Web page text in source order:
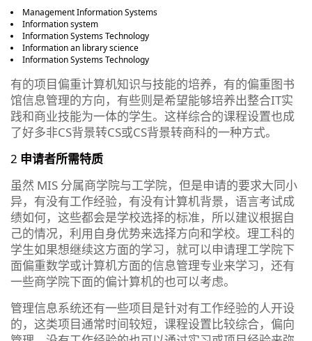
Management Information Systems
Information system
Information Systems Technology
Information an library science
Information Systems Technology
有的项目偏重计算机知识与技能的培养，有的偏重图书
馆信息管理的方向，有些则是希望能够培养出整合IT实
践和商业技能为一体的学生。这样综合的课程设置也成
了好多非CS背景转CS或CS背景转商科的一种方式。
2 申请者所需特质
虽然 MIS 分属商学院与工学院，但是申请的要求大同小
异，有没有工作经验，有没有计算机背景，语言考试成
绩如何，这些都会是学校选择的标准，所以建议根据自
己的情况，利用自身优势来选择方向和学校。理工科的
学生如果想继续这方面的学习，就可以申请理工学院下
面偏重数学或计算机方面的信息管理专业来学习，还有
一些商学院下面的偏计算机的也可以考虑。
管理信息系统还有一些项目是针对有工作经验的人开设
的，这类项目通常时间较短，课程设置比较综合，偏向